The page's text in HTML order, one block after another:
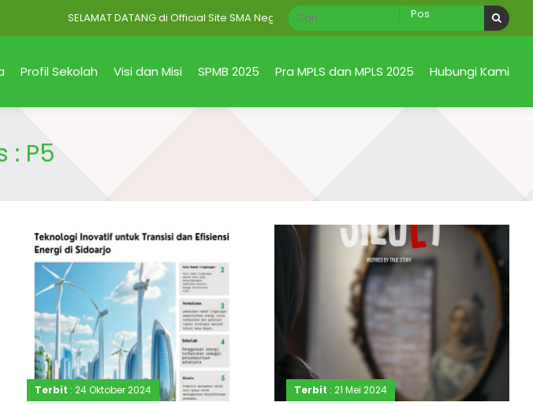
SELAMAT DATANG di Official Site SMA Negeri 1 Taman Sidoarjo Jawa Timur
Profil Sekolah Visi dan Misi SPMB 2025 Pra MPLS dan MPLS 2025 Hubungi Kami
: P5
Terbit : 24 Oktober 2024 Terbit : 21 Mei 2024